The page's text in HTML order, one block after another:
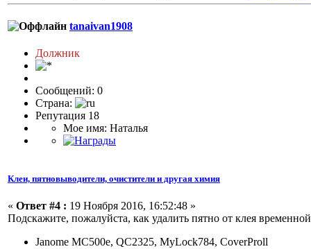
tanaivan1908
Должник
Сообщений: 0
Страна:
Репутация 18
Мое имя: Наталья
Клеи, пятновыводители, очистители и другая химия
« Ответ #4 : 19 Ноября 2016, 16:52:48 »
Подскажите, пожалуйста, как удалить пятно от клея
Janome MC500e, QC2325, MyLock784, CoverProll